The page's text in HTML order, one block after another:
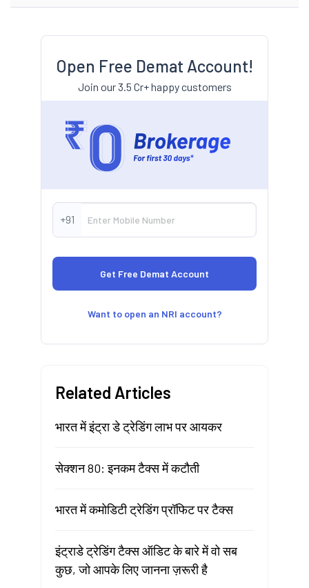
Open Free Demat Account!
Join our 3.5 Cr+ happy customers
+91
Want to open an NRI account?
Related Articles
भारत में इंट्रा डे ट्रेडिंग लाभ पर आयकर
सेक्शन 80: इनकम टैक्स में कटौती
भारत में कमोडिटी ट्रेडिंग प्रॉफिट पर टैक्स
इंट्राडे ट्रेडिंग टैक्स ऑडिट के बारे में वो सब
कुछ, जो आपके लिए जानना ज़रूरी है